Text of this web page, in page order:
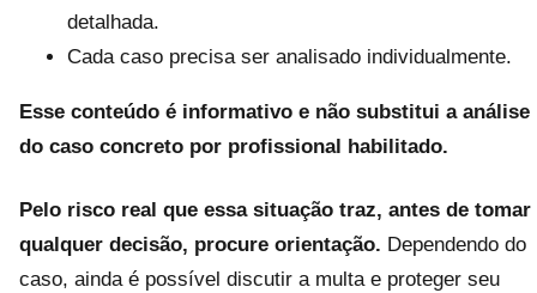
detalhada.
Cada caso precisa ser analisado individualmente.
Esse conteúdo é informativo e não substitui a análise
do caso concreto por profissional habilitado.
Pelo risco real que essa situação traz, antes de tomar
qualquer decisão, procure orientação. Dependendo do
caso, ainda é possível discutir a multa e proteger seu